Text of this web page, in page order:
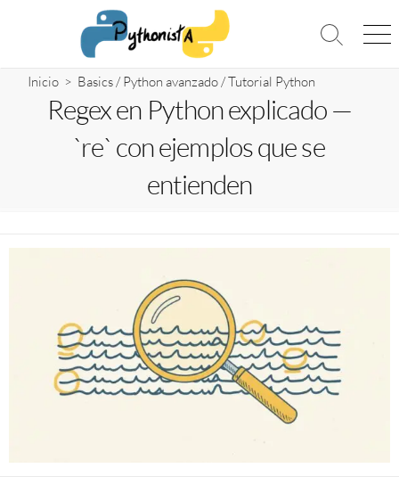
Alternar
Inicio > Basics/Python avanzado/Tutorial Python
Regex en Python explicado —
`re` con ejemplos que se
entienden